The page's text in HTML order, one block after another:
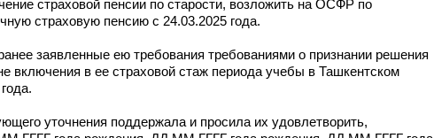
страховой пенсии по старости, возложить на ОСФР по
страховую пенсию с 24.03.2025 года.
заявленные ею требования требованиями о признании решения
включения в ее страховой стаж периода учебы в Ташкентском
уточнения поддержала и просила их удовлетворить,